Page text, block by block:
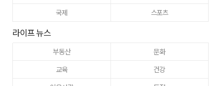
국제
스포츠
라이프 뉴스
부동산
문화
교육
건강